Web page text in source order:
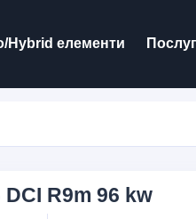
Hybrid елементи
R9m 96 kw